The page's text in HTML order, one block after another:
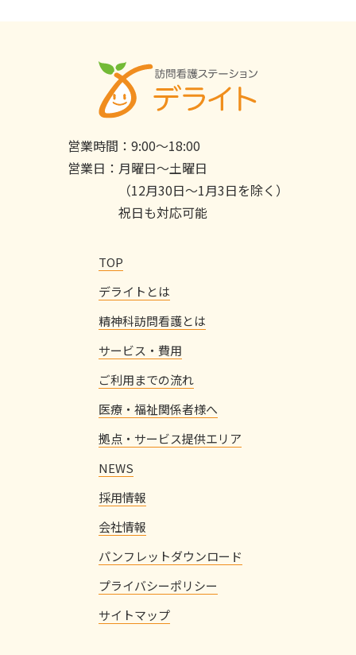
営業時間： 9:00〜18:00
営業日： 月曜日〜土曜日
（12月30日〜1月3日を除く）
祝日も対応可能
TOP
デライトとは
精神科訪問看護とは
サービス・費用
ご利用までの流れ
医療・福祉関係者様へ
拠点・サービス提供エリア
NEWS
採用情報
会社情報
パンフレットダウンロード
プライバシーポリシー
サイトマップ